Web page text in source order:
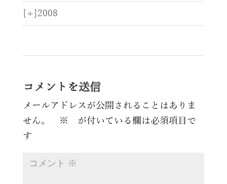
[+] 2008
コメントを送信
メールアドレスが公開されることはありま
せん。
※ が付いている欄は必須項目で
す